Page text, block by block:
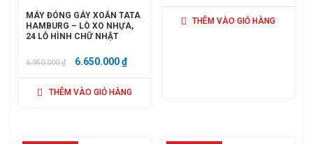
MÁY ĐÓNG GÁY XOẮN TATA
HAMBURG – LÒ XO NHỰA,
24 LỖ HÌNH CHỮ NHẬT
6.950.000₫
GIÁ
GỐC
LÀ:
6.650.000₫GIÁ
HIỆN
TẠI
THÊM VÀO GIỎ HÀNG
GỐC
LÀ:
HIỆN
TẠI
THÊM VÀO GIỎ HÀNG